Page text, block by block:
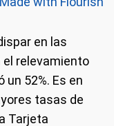
en las
relevamiento
un 52%. Es en
tasas de
Tarjeta